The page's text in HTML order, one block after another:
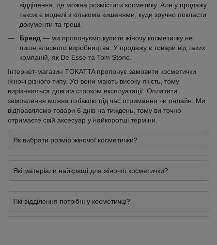
відділення, де можна розмістити косметику. Але у продажу
також є моделі з кількома кишенями, куди зручно покласти
документи та гроші.
Бренд — ми пропонуємо купити жіночу косметичку не
лише власного виробництва. У продажу є товари від таких
компаній, як De Esse та Tom Stone.
Інтернет-магазин TOKATTA пропонує замовити косметички
жіночі різного типу. Усі вони мають високу якість, тому
вирізняються довгим строком експлуатації. Оплатити
замовлення можна готівкою під час отримання чи онлайн. Ми
відправляємо товари 6 днів на тиждень, тому ви точно
отримаєте свій аксесуар у найкоротші терміни.
Як вибрати розмір жіночої косметички?
Які матеріали найкращі для жіночої косметички?
Які відділення потрібні у косметичці?